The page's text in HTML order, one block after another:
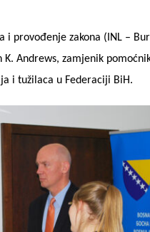
provođenje zakona (INL –
K. Andrews, zamjenik
i tužilaca u Federaciji BiH.